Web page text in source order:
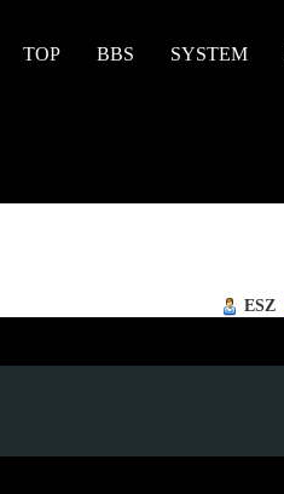
TOP BBS SYSTEM
ESZ